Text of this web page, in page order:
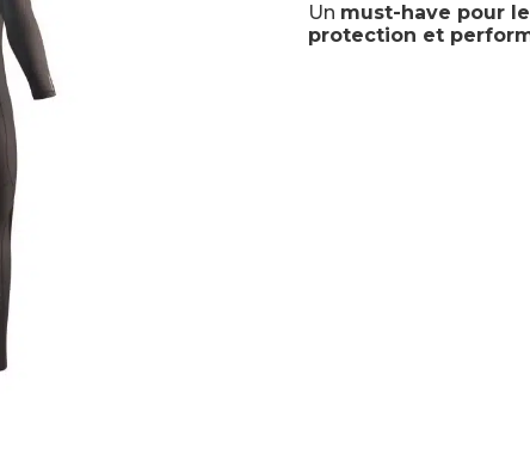
Un must-have pour
protection et